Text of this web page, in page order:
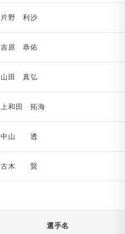
片野 利沙
吉原 恭佑
山田 真弘
上和田 拓海
中山 透
古木 賢
選手名